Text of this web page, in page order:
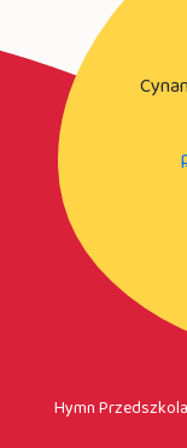
Hymn Przedszkola